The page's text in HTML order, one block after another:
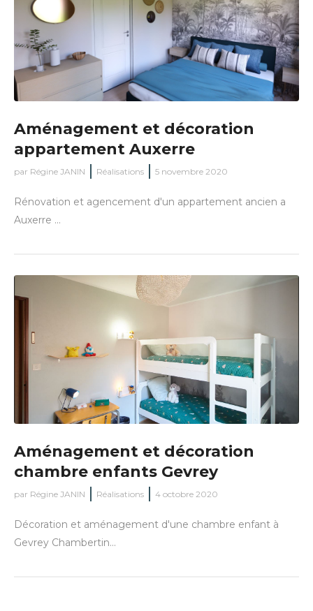
Aménagement et décoration
appartement Auxerre
par Régine JANIN Réalisations 5 novembre 2020
Rénovation et agencement d'un appartement ancien a
Auxerre ...
Aménagement et décoration
chambre enfants Gevrey
par Régine JANIN Réalisations 4 octobre 2020
Décoration et aménagement d'une chambre enfant à
Gevrey Chambertin...